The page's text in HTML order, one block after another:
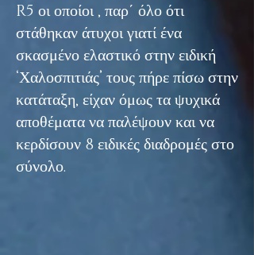
R5 οι οποίοι , παρ΄ όλο ότι
στάθηκαν άτυχοι γιατί ένα
σκασμένο ελαστικό στην ειδική
‘Χαλοσπιτιάς’ τους πήρε πίσω στην
κατάταξη, είχαν όμως τα ψυχικά
αποθέματα να παλέψουν και να
κερδίσουν 8 ειδικές διαδρομές στο
σύνολο.